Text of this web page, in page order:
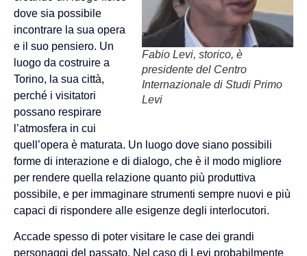
Fabio Levi, storico, è
presidente del Centro
Internazionale di Studi Primo
Levi
dove sia possibile
incontrare la sua opera
e il suo pensiero. Un
luogo da costruire a
Torino, la sua città,
perché i visitatori
possano respirare
l’atmosfera in cui
quell’opera è maturata. Un luogo dove siano possibili
forme di interazione e di dialogo, che è il modo migliore
per rendere quella relazione quanto più produttiva
possibile, e per immaginare strumenti sempre nuovi e più
capaci di rispondere alle esigenze degli interlocutori.
Accade spesso di poter visitare le case dei grandi
personaggi del passato. Nel caso di Levi probabilmente